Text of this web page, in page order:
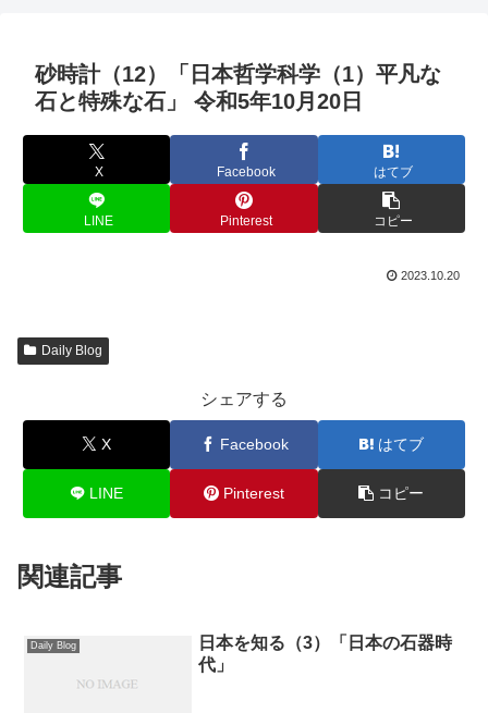
砂時計（12）「日本哲学科学（1）平凡な
石と特殊な石」 令和5年10月20日
X Facebook はてブ
LINE Pinterest コピー
2023.10.20
Daily Blog
シェアする
X Facebook はてブ
LINE Pinterest コピー
関連記事
Daily Blog
日本を知る（3）「日本の石器時
代」